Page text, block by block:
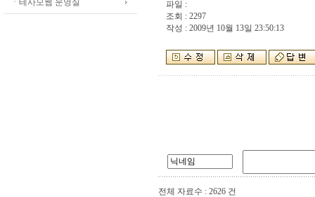
ㆍ테사모웹 운영실
파일 :
조회 : 2297
작성 : 2009년 10월 13일 23:50:13
전체 자료수 : 2626 건